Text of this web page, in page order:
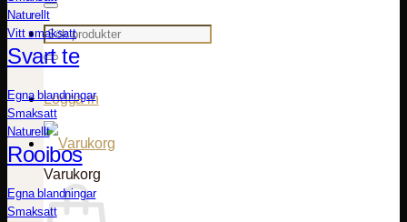
Sök
efter:
Logga in
Varukorg
Naturellt
Vitt smaksatt
Svart te
Egna blandningar
Smaksatt
Naturellt
Rooibos
Egna blandningar
Smaksatt